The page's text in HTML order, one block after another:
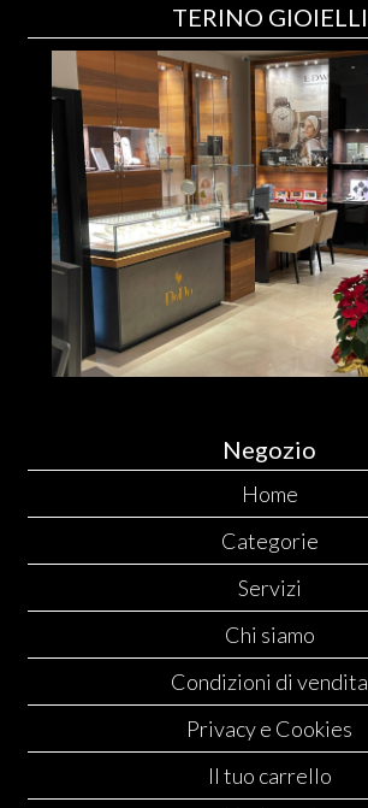
TERINO GIOIELLI
Negozio
Home
Categorie
Servizi
Chi siamo
Condizioni di vendita
Privacy e Cookies
Il tuo carrello